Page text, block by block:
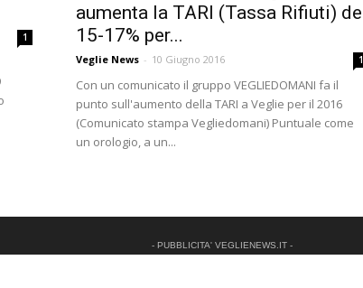
1
aumenta la TARI (Tassa Rifiuti) del
15-17% per...
Veglie News - 10 Giugno 2016 1
Con un comunicato il gruppo VEGLIEDOMANI fa il
punto sull'aumento della TARI a Veglie per il 2016
(Comunicato stampa Vegliedomani) Puntuale come
un orologio, a un...
- PUBBLICITA' VEGLIENEWS.IT -